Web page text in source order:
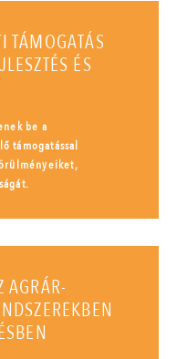
TÁMOGATÁS
ÉS
be a
támogatással